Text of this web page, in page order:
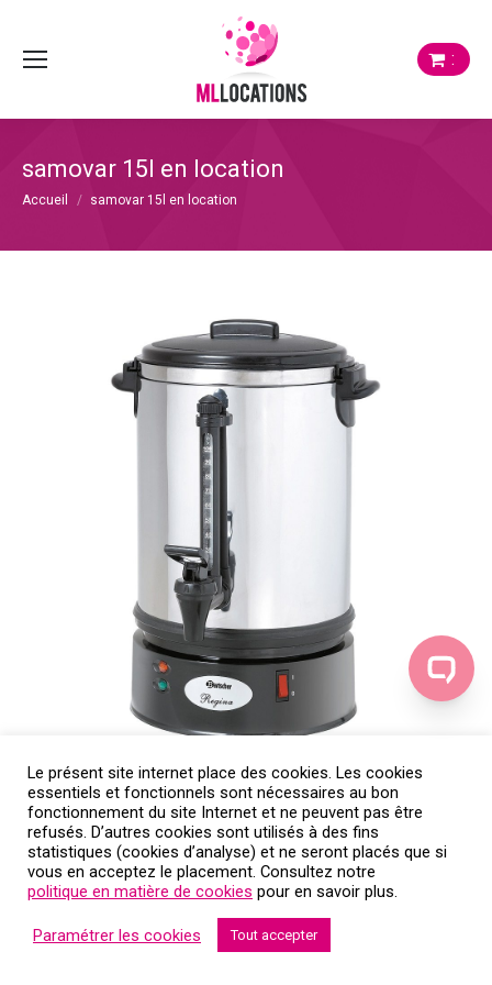
:
samovar 15l en location
Vous êtes ici :
Accueil samovar 15l en location
Le présent site internet place des cookies. Les cookies
essentiels et fonctionnels sont nécessaires au bon
fonctionnement du site Internet et ne peuvent pas être
refusés. D’autres cookies sont utilisés à des fins
statistiques (cookies d’analyse) et ne seront placés que si
vous en acceptez le placement. Consultez notre
politique en matière de cookies pour en savoir plus.
Paramétrer les cookies Tout accepter